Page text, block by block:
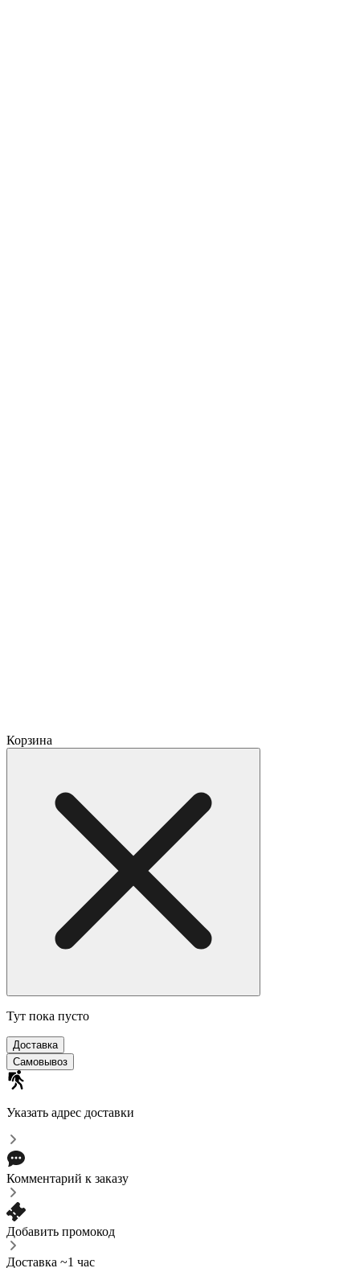
Корзина
Тут пока пусто
Доставка
Самовывоз
Указать адрес доставки
Комментарий к заказу
Добавить промокод
Доставка ~1 час